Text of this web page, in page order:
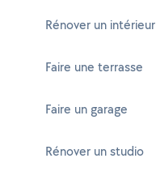
Rénover un intérieur
Faire une terrasse
Faire un garage
Rénover un studio